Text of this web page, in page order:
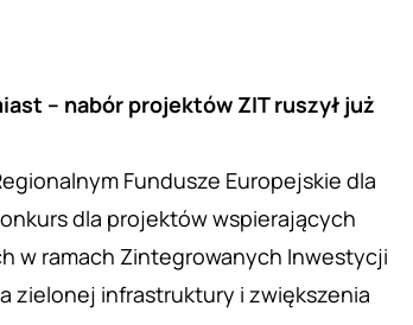
– nabór projektów ZIT ruszył już
Fundusze Europejskie dla
dla projektów wspierających
w ramach Zintegrowanych Inwestycji
zielonej infrastruktury i zwiększenia